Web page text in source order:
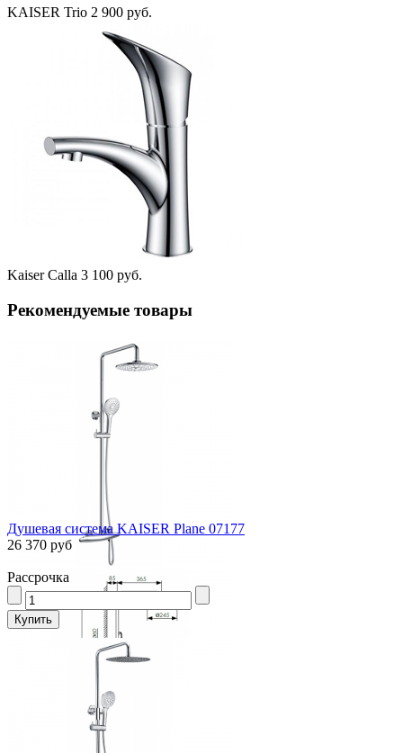
KAISER Trio 2 900 руб.
Kaiser Calla 3 100 руб.
Рекомендуемые товары
Душевая система KAISER Plane 07177
26 370 руб
Рассрочка